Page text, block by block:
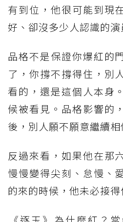
有到位，他很可能到現
好、卻沒多少人認識的演
品格不是保證你爆紅的
了，你撐不撐得住，別
看的，還是這個人本身
候被看見。品格影響的
後，別人願不願意繼續相
反過來看，如果他在那
慢慢變得尖刻、怠慢、
的來的時候，他未必接得